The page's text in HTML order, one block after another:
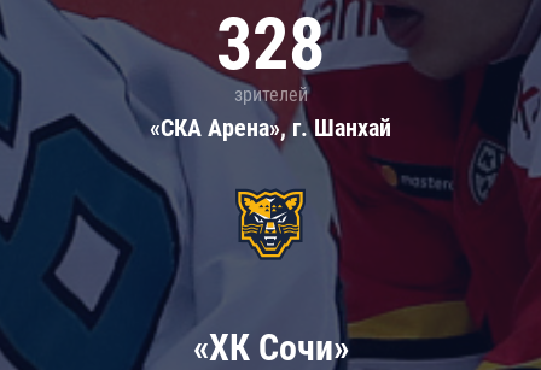
328
зрителей
«СКА Арена», г. Шанхай
«ХК Сочи»